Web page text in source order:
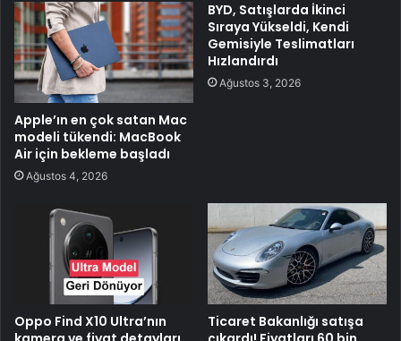
Apple’ın en çok satan Mac
modeli tükendi: MacBook
Air için bekleme başladı
Ağustos 4, 2026
BYD, Satışlarda İkinci
Sıraya Yükseldi, Kendi
Gemisiyle Teslimatları
Hızlandırdı
Ağustos 3, 2026
Oppo Find X10 Ultra’nın
Ticaret Bakanlığı satışa